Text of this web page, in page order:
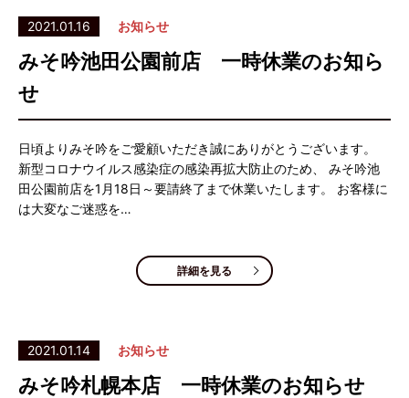
2021.01.16 お知らせ
みそ吟池田公園前店 一時休業のお知ら
せ
日頃よりみそ吟をご愛顧いただき誠にありがとうございます。
新型コロナウイルス感染症の感染再拡大防止のため、 みそ吟池
田公園前店を1月18日～要請終了まで休業いたします。 お客様に
は大変なご迷惑を…
詳細を見る
2021.01.14 お知らせ
みそ吟札幌本店 一時休業のお知らせ